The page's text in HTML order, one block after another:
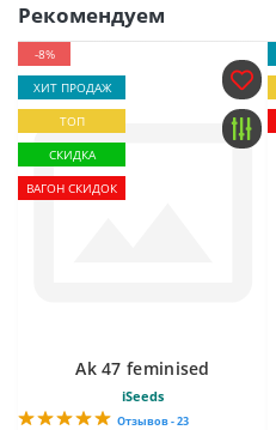
Рекомендуем
-8%
ХИТ ПРОДАЖ
ТОП
СКИДКА
ВАГОН СКИДОК
Ak 47 feminised
iSeeds
Отзывов - 23